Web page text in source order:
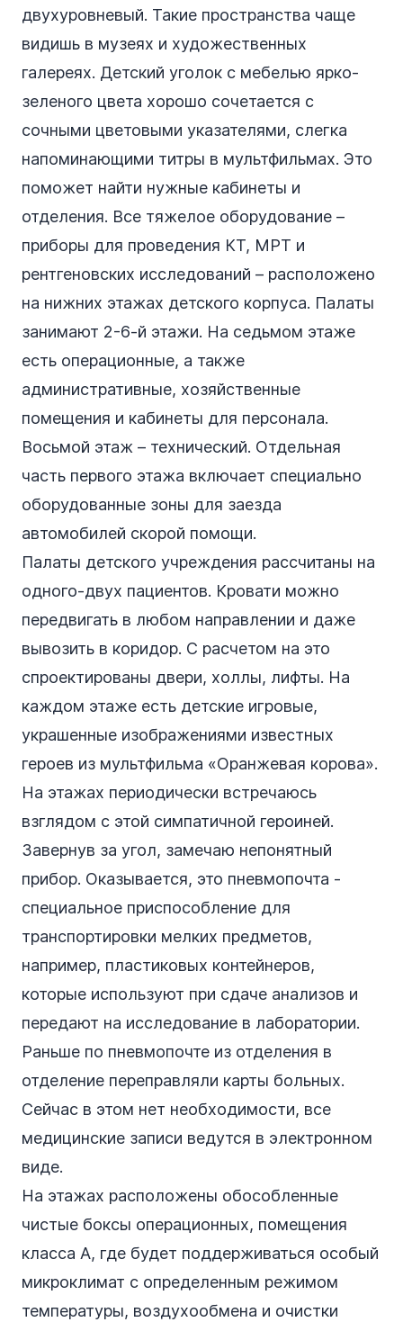
двухуровневый. Такие пространства чаще
видишь в музеях и художественных
галереях. Детский уголок с мебелью ярко-
зеленого цвета хорошо сочетается с
сочными цветовыми указателями, слегка
напоминающими титры в мультфильмах. Это
поможет найти нужные кабинеты и
отделения. Все тяжелое оборудование –
приборы для проведения КТ, МРТ и
рентгеновских исследований – расположено
на нижних этажах детского корпуса. Палаты
занимают 2-6-й этажи. На седьмом этаже
есть операционные, а также
административные, хозяйственные
помещения и кабинеты для персонала.
Восьмой этаж – технический. Отдельная
часть первого этажа включает специально
оборудованные зоны для заезда
автомобилей скорой помощи.
Палаты детского учреждения рассчитаны на
одного-двух пациентов. Кровати можно
передвигать в любом направлении и даже
вывозить в коридор. С расчетом на это
спроектированы двери, холлы, лифты. На
каждом этаже есть детские игровые,
украшенные изображениями известных
героев из мультфильма «Оранжевая корова».
На этажах периодически встречаюсь
взглядом с этой симпатичной героиней.
Завернув за угол, замечаю непонятный
прибор. Оказывается, это пневмопочта -
специальное приспособление для
транспортировки мелких предметов,
например, пластиковых контейнеров,
которые используют при сдаче анализов и
передают на исследование в лаборатории.
Раньше по пневмопочте из отделения в
отделение переправляли карты больных.
Сейчас в этом нет необходимости, все
медицинские записи ведутся в электронном
виде.
На этажах расположены обособленные
чистые боксы операционных, помещения
класса А, где будет поддерживаться особый
микроклимат с определенным режимом
температуры, воздухообмена и очистки